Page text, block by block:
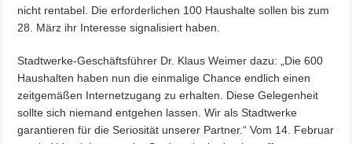
nicht rentabel. Die erforderlichen 100 Haushalte sollen bis zum
28. März ihr Interesse signalisiert haben.
Stadtwerke-Geschäftsführer Dr. Klaus Weimer dazu: „Die 600
Haushalten haben nun die einmalige Chance endlich einen
zeitgemäßen Internetzugang zu erhalten. Diese Gelegenheit
sollte sich niemand entgehen lassen. Wir als Stadtwerke
garantieren für die Seriosität unserer Partner.“ Vom 14. Februar